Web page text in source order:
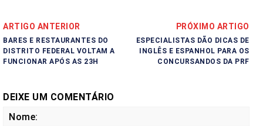
ARTIGO ANTERIOR
BARES E RESTAURANTES DO
DISTRITO FEDERAL VOLTAM A
FUNCIONAR APÓS AS 23H
PRÓXIMO ARTIGO
ESPECIALISTAS DÃO DICAS DE
INGLÊS E ESPANHOL PARA OS
CONCURSANDOS DA PRF
DEIXE UM COMENTÁRIO